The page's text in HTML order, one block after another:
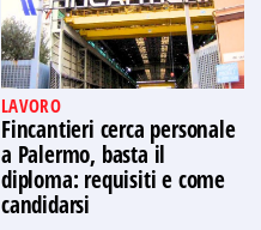
LAVORO
Fincantieri cerca personale
a Palermo, basta il
diploma: requisiti e come
candidarsi